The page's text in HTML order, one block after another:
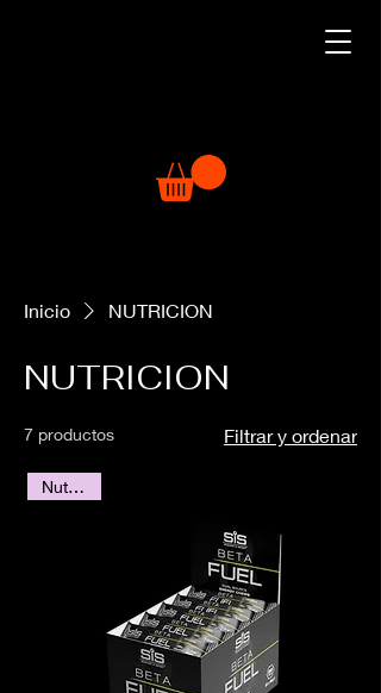
Inicio NUTRICION
NUTRICION
7 productos Filtrar y ordenar
Nutrición